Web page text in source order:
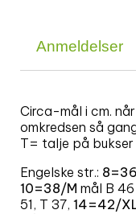
Anmeldelser
Circa-mål i cm.
omkredsen så
T= talje på bukser
Engelske str.:
10=38/M mål B
51, T 37, 14=42/